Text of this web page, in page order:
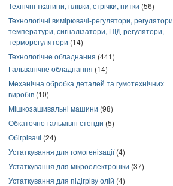
Технічні тканини, плівки, стрічки, нитки (56)
Технологічні вимірювачі-регулятори, регулятори
температури, сигналізатори, ПІД-регулятори,
терморегулятори (14)
Технологічне обладнання (441)
Гальванічне обладнання (14)
Механічна обробка деталей та гумотехнічних
виробів (10)
Мішкозашивальні машини (98)
Обкаточно-гальмівні стенди (5)
Обігрівачі (24)
Устаткування для гомогенізації(4)
Устаткування для мікроелектроніки (37)
Устаткування для підігріву олій (4)